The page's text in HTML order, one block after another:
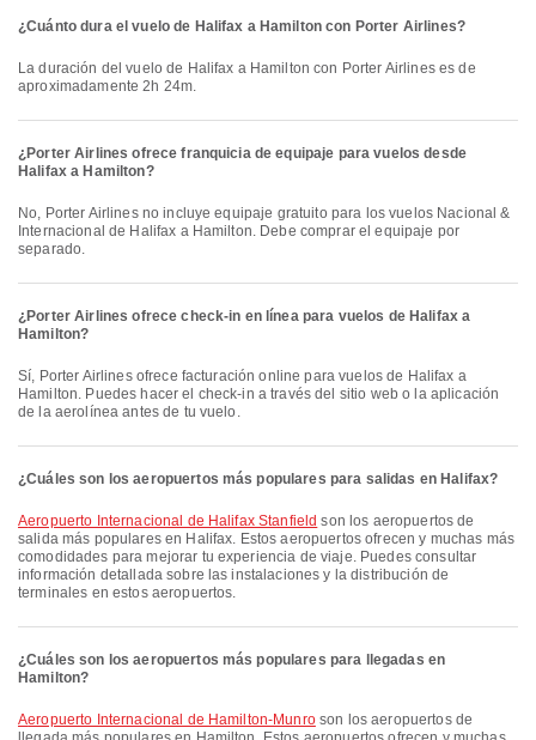
¿Cuánto dura el vuelo de Halifax a Hamilton con Porter Airlines?
La duración del vuelo de Halifax a Hamilton con Porter Airlines es de
aproximadamente 2h 24m.
¿Porter Airlines ofrece franquicia de equipaje para vuelos desde
Halifax a Hamilton?
No, Porter Airlines no incluye equipaje gratuito para los vuelos Nacional &
Internacional de Halifax a Hamilton. Debe comprar el equipaje por
separado.
¿Porter Airlines ofrece check-in en línea para vuelos de Halifax a
Hamilton?
Sí, Porter Airlines ofrece facturación online para vuelos de Halifax a
Hamilton. Puedes hacer el check-in a través del sitio web o la aplicación
de la aerolínea antes de tu vuelo.
¿Cuáles son los aeropuertos más populares para salidas en Halifax?
Aeropuerto Internacional de Halifax Stanfield son los aeropuertos de
salida más populares en Halifax. Estos aeropuertos ofrecen y muchas más
comodidades para mejorar tu experiencia de viaje. Puedes consultar
información detallada sobre las instalaciones y la distribución de
terminales en estos aeropuertos.
¿Cuáles son los aeropuertos más populares para llegadas en
Hamilton?
Aeropuerto Internacional de Hamilton-Munroson los aeropuertos de